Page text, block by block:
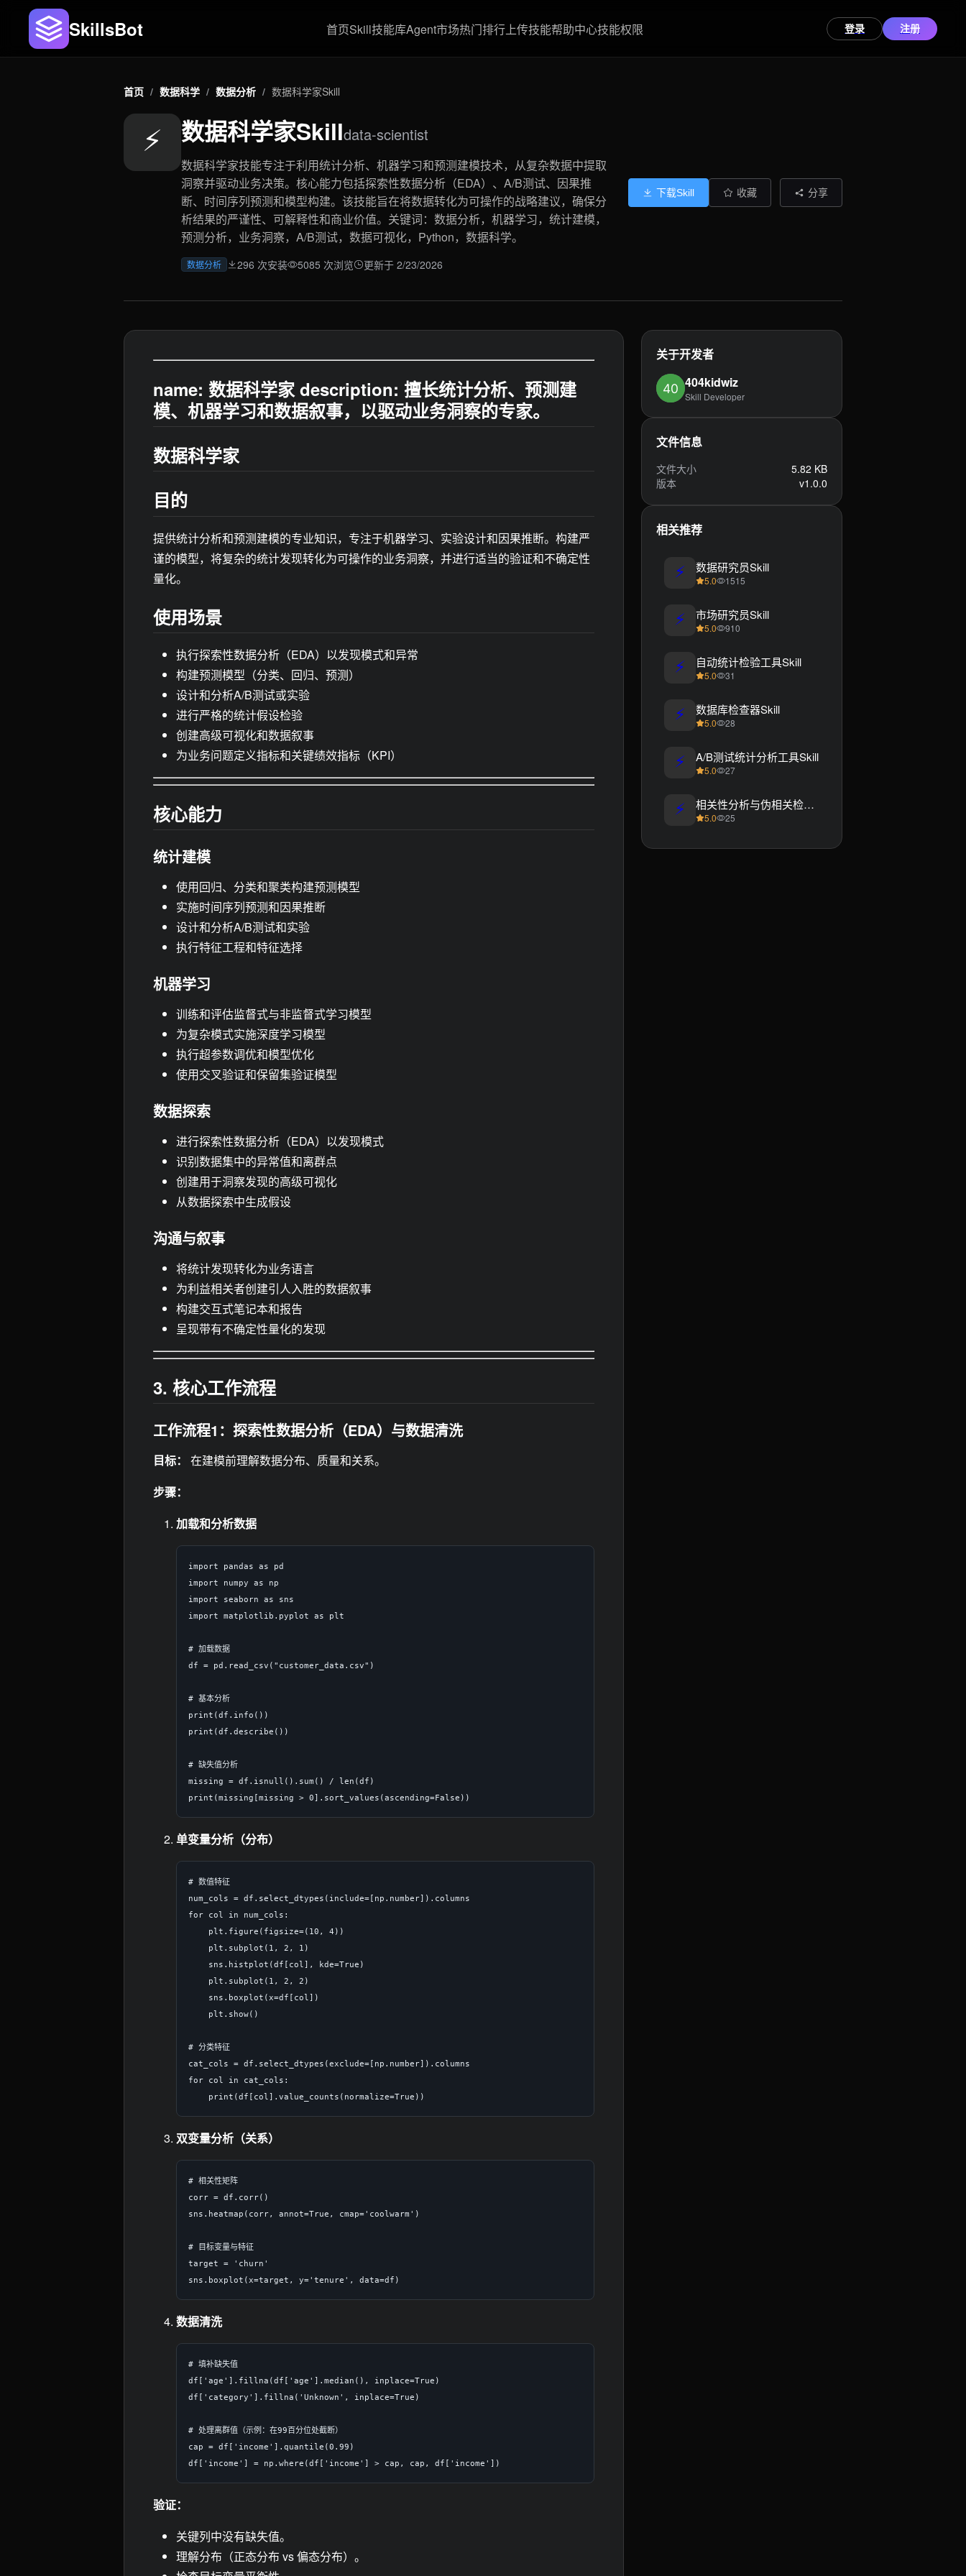
SkillsBot 首页Skill技能库Agent市场热门排行 上传技能帮助中心技能权限 登录 注册
首页 / 数据科学 / 数据分析 / 数据科学家Skill
⚡ 数据科学家Skilldata-scientist
数据科学家技能专注于利用统计分析、机器学习和预测建模技术，从复杂数据中提取
洞察并驱动业务决策。核心能力包括探索性数据分析（EDA）、A/B测试、因果推
断、时间序列预测和模型构建。该技能旨在将数据转化为可操作的战略建议，确保分
析结果的严谨性、可解释性和商业价值。关键词：数据分析，机器学习，统计建模，
预测分析，业务洞察，A/B测试，数据可视化，Python，数据科学。
数据分析 296 次安装 5085 次浏览 更新于 2/23/2026
下载Skill 收藏 分享
name: 数据科学家 description: 擅长统计分析、预测建
模、机器学习和数据叙事，以驱动业务洞察的专家。
数据科学家
目的
提供统计分析和预测建模的专业知识，专注于机器学习、实验设计和因果推断。构建严
谨的模型，将复杂的统计发现转化为可操作的业务洞察，并进行适当的验证和不确定性
量化。
使用场景
执行探索性数据分析（EDA）以发现模式和异常
构建预测模型（分类、回归、预测）
设计和分析A/B测试或实验
进行严格的统计假设检验
创建高级可视化和数据叙事
为业务问题定义指标和关键绩效指标（KPI）
核心能力
统计建模
使用回归、分类和聚类构建预测模型
实施时间序列预测和因果推断
设计和分析A/B测试和实验
执行特征工程和特征选择
机器学习
训练和评估监督式与非监督式学习模型
为复杂模式实施深度学习模型
执行超参数调优和模型优化
使用交叉验证和保留集验证模型
数据探索
进行探索性数据分析（EDA）以发现模式
识别数据集中的异常值和离群点
创建用于洞察发现的高级可视化
从数据探索中生成假设
沟通与叙事
将统计发现转化为业务语言
为利益相关者创建引人入胜的数据叙事
构建交互式笔记本和报告
呈现带有不确定性量化的发现
3. 核心工作流程
工作流程1：探索性数据分析（EDA）与数据清洗
目标：
在建模前理解数据分布、质量和关系。
步骤：
加载和分析数据
import pandas as pd
import numpy as np
import seaborn as sns
import matplotlib.pyplot as plt
# 加载数据
df = pd.read_csv("customer_data.csv")
# 基本分析
print(df.info())
print(df.describe())
# 缺失值分析
missing = df.isnull().sum() / len(df)
单变量分析（分布）
# 数值特征
num_cols = df.select_dtypes(include=[np.number]).columns
for col in num_cols:
    plt.figure(figsize=(10, 4))
    plt.subplot(1, 2, 1)
    sns.histplot(df[col], kde=True)
    plt.subplot(1, 2, 2)
    sns.boxplot(x=df[col])
    plt.show()
# 分类特征
cat_cols = df.select_dtypes(exclude=[np.number]).columns
for col in cat_cols:
双变量分析（关系）
# 相关性矩阵
corr = df.corr()
sns.heatmap(corr, annot=True, cmap='coolwarm')
# 目标变量与特征
target = 'churn'
数据清洗
# 填补缺失值
df['age'].fillna(df['age'].median(), inplace=True)
df['category'].fillna('Unknown', inplace=True)
# 处理离群值（示例：在99百分位处截断）
cap = df['income'].quantile(0.99)
验证：
关键列中没有缺失值。
理解分布（正态分布 vs 偏态分布）。
关于开发者
404kidwiz
Skill Developer
文件信息
文件大小
5.82 KB
版本
v1.0.0
相关推荐
⚡ 数据研究员Skill
5.0 1515
⚡ 市场研究员Skill
5.0 910
⚡ 自动统计检验工具Skill
5.0 31
⚡ 数据库检查器Skill
5.0 28
⚡ A/B测试统计分析工具Skill
5.0 27
⚡ 相关性分析与伪相关检测Skill
5.0 25